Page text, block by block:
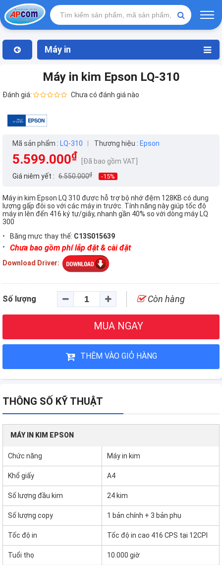
Máy in
Máy in kim Epson LQ-310
Đánh giá: Chưa có đánh giá nào
Mã sản phẩm : LQ-310 Thương hiệu : Epson
5.599.000₫
[Đã bao gồm VAT]
Giá niêm yết : 6.550.000₫ -15%
Máy in kim Epson LQ 310 được hỗ trợ bộ nhớ đệm 128KB có dung
lượng gấp đôi so với các máy in trước. Tính năng này giúp tốc độ
máy in lên đến 416 ký tự/giây, nhanh gần 40% so với dòng máy LQ
300
Băng mực thay thế: C13S015639
Chưa bao gồm phí lắp đặt & cài đặt
Download Driver:
Số lượng Còn hàng
MUA NGAY
THÊM VÀO GIỎ HÀNG
THÔNG SỐ KỸ THUẬT
MÁY IN KIM EPSON
Chức năng Máy in kim
Khổ giấy A4
Số lượng đầu kim 24 kim
Số lượng copy 1 bản chính + 3 bản phụ
Tốc độ in Tốc độ in cao 416 CPS tại 12CPI
Tuổi thọ 10.000 giờ